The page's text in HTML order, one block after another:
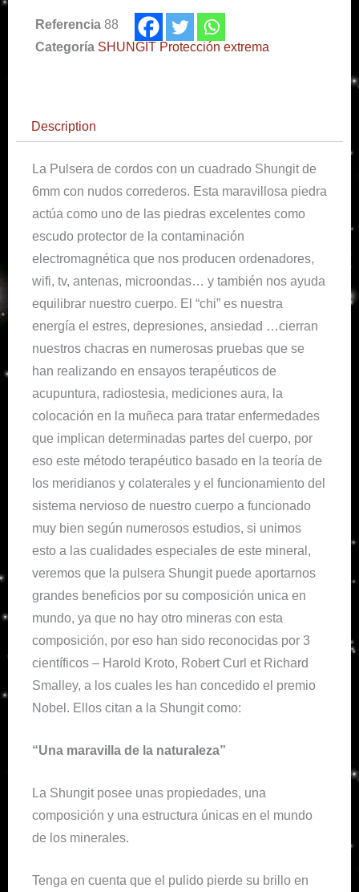
6mm.
quantity
Referencia88
Categoría SHUNGIT Protección extrema
Description
La Pulsera de cordos con un cuadrado Shungit de
6mm con nudos correderos. Esta maravillosa piedra
actúa como uno de las piedras excelentes como
escudo protector de la contaminación
electromagnética que nos producen ordenadores,
wifi, tv, antenas, microondas… y también nos ayuda
equilibrar nuestro cuerpo. El “chi” es nuestra
energía el estres, depresiones, ansiedad …cierran
nuestros chacras en numerosas pruebas que se
han realizando en ensayos terapéuticos de
acupuntura, radiostesia, mediciones aura, la
colocación en la muñeca para tratar enfermedades
que implican determinadas partes del cuerpo, por
eso este método terapéutico basado en la teoría de
los meridianos y colaterales y el funcionamiento del
sistema nervioso de nuestro cuerpo a funcionado
muy bien según numerosos estudios, si unimos
esto a las cualidades especiales de este mineral,
veremos que la pulsera Shungit puede aportarnos
grandes beneficios por su composición unica en
mundo, ya que no hay otro mineras con esta
composición, por eso han sido reconocidas por 3
científicos – Harold Kroto, Robert Curl et Richard
Smalley, a los cuales les han concedido el premio
Nobel. Ellos citan a la Shungit como:
“Una maravilla de la naturaleza”
La Shungit posee unas propiedades, una
composición y una estructura únicas en el mundo
de los minerales.
Tenga en cuenta que el pulido pierde su brillo en